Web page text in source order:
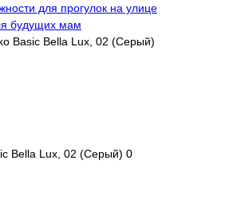
для прогулок на улице
будущих мам
Basic Bella Lux, 02 (Серый)
Bella Lux, 02 (Серый) 0